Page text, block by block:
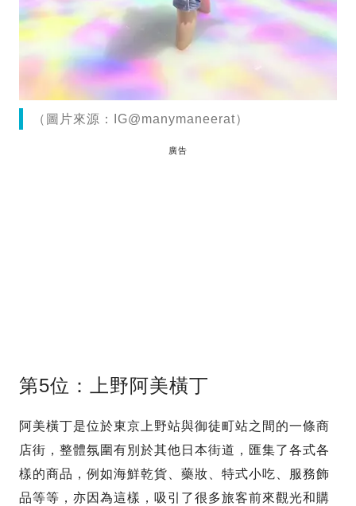
（圖片來源：IG@manymaneerat）
廣告
第5位：上野阿美橫丁
阿美橫丁是位於東京上野站與御徒町站之間的一條商
店街，整體氛圍有別於其他日本街道，匯集了各式各
樣的商品，例如海鮮乾貨、藥妝、特式小吃、服務飾
品等等，亦因為這樣，吸引了很多旅客前來觀光和購